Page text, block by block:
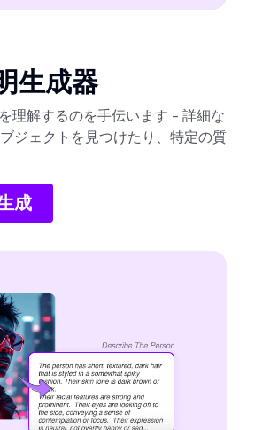
生成器
理解するのを手伝います - 詳細な
ジェクトを見つけたり、特定の質
成